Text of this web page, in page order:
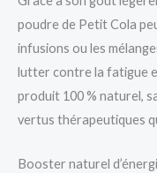
poudre de Petit Cola
infusions ou les
lutter contre la fatigue
produit 100 % naturel,
vertus thérapeutiques
Booster naturel